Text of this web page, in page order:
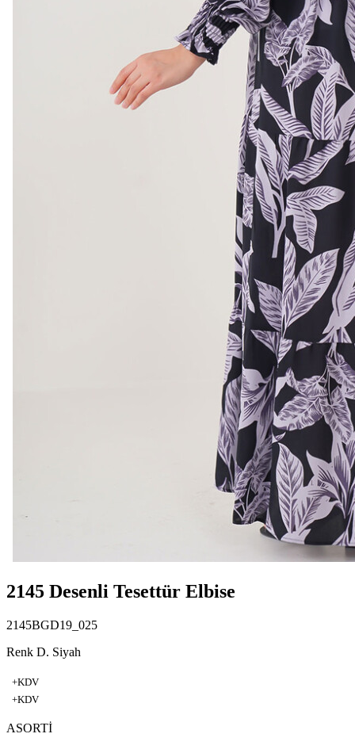
2145 Desenli Tesettür Elbise
2145BGD19_025
Renk D. Siyah
+KDV
+KDV
ASORTİ